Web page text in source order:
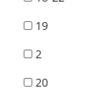
19
2
20